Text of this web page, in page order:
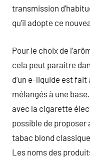
transmission
qu’il adopte ce
Pour le choix de
cela peut paraitre
d’un e-liquide est
mélangés à une
avec la cigarette
possible de proposer
tabac blond
Les noms des